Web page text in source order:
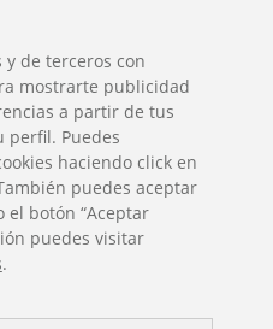
DESCARGAS
Catálogos Jolas
de terceros con
mostrarte publicidad
a partir de tus
perfil. Puedes
haciendo click en
puedes aceptar
el botón “Aceptar
puedes visitar
.